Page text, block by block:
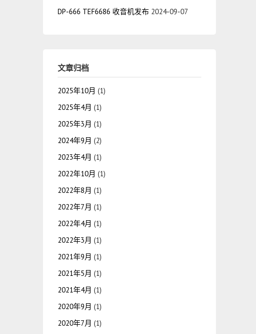
DP-666 TEF6686 收音机发布 2024-09-07
文章归档
2025年10月 (1)
2025年4月 (1)
2025年3月 (1)
2024年9月 (2)
2023年4月 (1)
2022年10月 (1)
2022年8月 (1)
2022年7月 (1)
2022年4月 (1)
2022年3月 (1)
2021年9月 (1)
2021年5月 (1)
2021年4月 (1)
2020年9月 (1)
2020年7月 (1)